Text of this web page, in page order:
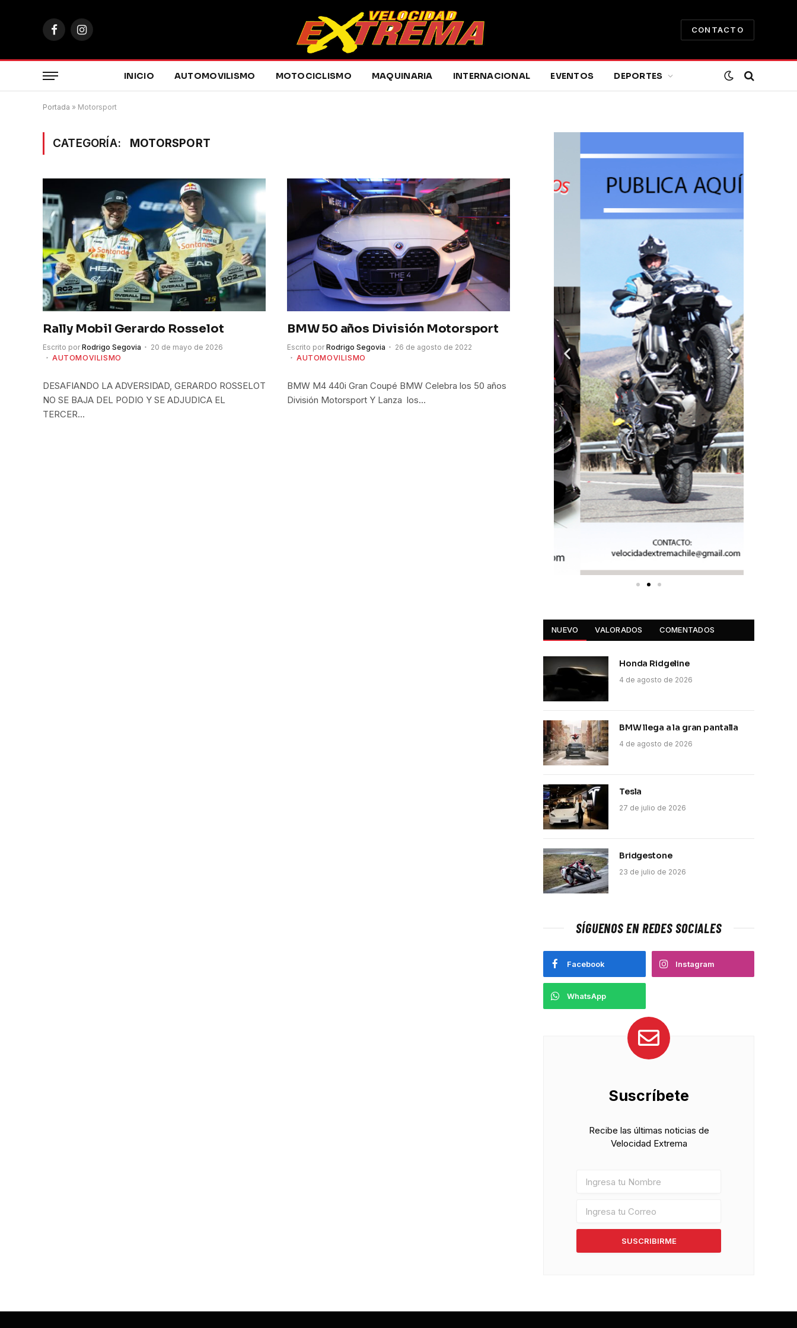
FacebookInstagram
CONTACTO
INICIO AUTOMOVILISMO MOTOCICLISMO MAQUINARIA INTERNACIONAL EVENTOS DEPORTES
Portada » Motorsport
CATEGORÍA: MOTORSPORT
Rally Mobil Gerardo Rosselot
Escrito por Rodrigo Segovia
20 de mayo de 2026
AUTOMOVILISMO
DESAFIANDO LA ADVERSIDAD, GERARDO ROSSELOT
NO SE BAJA DEL PODIO Y SE ADJUDICA EL
TERCER…
BMW 50 años División Motorsport
Escrito por Rodrigo Segovia
26 de agosto de 2022
AUTOMOVILISMO
BMW M4 440i Gran Coupé BMW Celebra los 50 años
División Motorsport Y Lanza los…
NUEVO VALORADOS COMENTADOS
Honda Ridgeline
4 de agosto de 2026
BMW llega a la gran pantalla
4 de agosto de 2026
Tesla
27 de julio de 2026
Bridgestone
23 de julio de 2026
SÍGUENOS EN REDES SOCIALES
Facebook Instagram
WhatsApp
Suscríbete
Recibe las últimas noticias de
Velocidad Extrema
SUSCRIBIRME